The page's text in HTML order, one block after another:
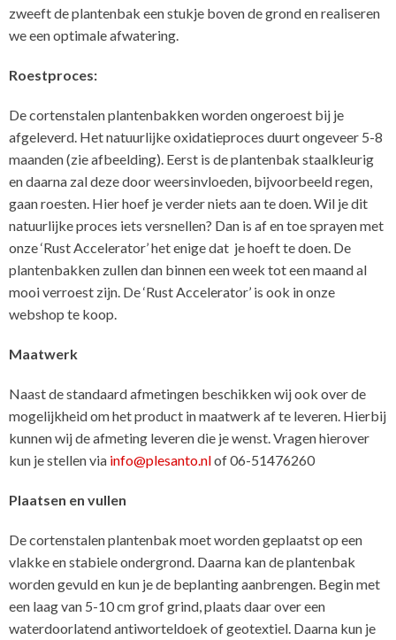
zweeft de plantenbak een stukje boven de grond en realiseren
we een optimale afwatering.
Roestproces:
De cortenstalen plantenbakken worden ongeroest bij je
afgeleverd. Het natuurlijke oxidatieproces duurt ongeveer 5-8
maanden (zie afbeelding). Eerst is de plantenbak staalkleurig
en daarna zal deze door weersinvloeden, bijvoorbeeld regen,
gaan roesten. Hier hoef je verder niets aan te doen. Wil je dit
natuurlijke proces iets versnellen? Dan is af en toe sprayen met
onze ‘Rust Accelerator’ het enige dat je hoeft te doen. De
plantenbakken zullen dan binnen een week tot een maand al
mooi verroest zijn. De ‘Rust Accelerator’ is ook in onze
webshop te koop.
Maatwerk
Naast de standaard afmetingen beschikken wij ook over de
mogelijkheid om het product in maatwerk af te leveren. Hierbij
kunnen wij de afmeting leveren die je wenst. Vragen hierover
kun je stellen via info@plesanto.nlof 06-51476260
Plaatsen en vullen
De cortenstalen plantenbak moet worden geplaatst op een
vlakke en stabiele ondergrond. Daarna kan de plantenbak
worden gevuld en kun je de beplanting aanbrengen. Begin met
een laag van 5-10 cm grof grind, plaats daar over een
waterdoorlatend antiworteldoek of geotextiel. Daarna kun je